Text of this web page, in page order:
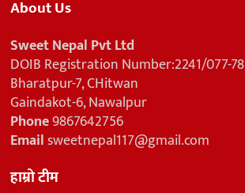
About Us
Sweet Nepal Pvt Ltd
DOIB Registration Number:2241/077-78
Bharatpur-7, CHitwan
Gaindakot-6, Nawalpur
Phone9867642756
Emailsweetnepal117@gmail.com
हाम्रो टीम